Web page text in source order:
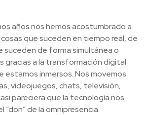
años nos hemos acostumbrado a
que suceden en tiempo real, de
suceden de forma simultánea o
gracias a la transformación digital
estamos inmersos. Nos movemos
videojuegos, chats, televisión,
pareciera que la tecnología nos
“don” de la omnipresencia.